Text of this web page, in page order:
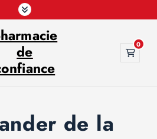
de
0
de la